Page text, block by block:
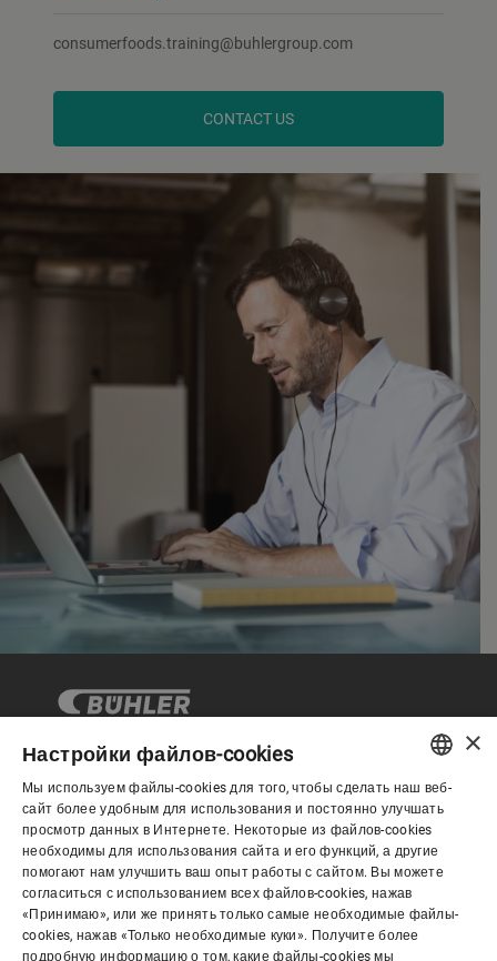
consumerfoods.training@buhlergroup.com
CONTACT US
Корпоративное управление
О нас
Полезные ссылки
ENGLISH
SPANISH
GERMAN
FRENCH
PORTUGUESE
×
Настройки файлов-cookies
Мы используем файлы-cookies для того, чтобы сделать наш веб-
сайт более удобным для использования и постоянно улучшать
просмотр данных в Интернете. Некоторые из файлов-cookies
необходимы для использования сайта и его функций, а другие
помогают нам улучшить ваш опыт работы с сайтом. Вы можете
согласиться с использованием всех файлов-cookies, нажав
«Принимаю», или же принять только самые необходимые файлы-
cookies, нажав «Только необходимые куки». Получите более
подробную информацию о том, какие файлы-cookies мы